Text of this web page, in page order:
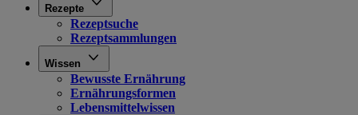
Rezepte
Rezeptsuche
Rezeptsammlungen
Wissen
Bewusste Ernährung
Ernährungsformen
Lebensmittelwissen